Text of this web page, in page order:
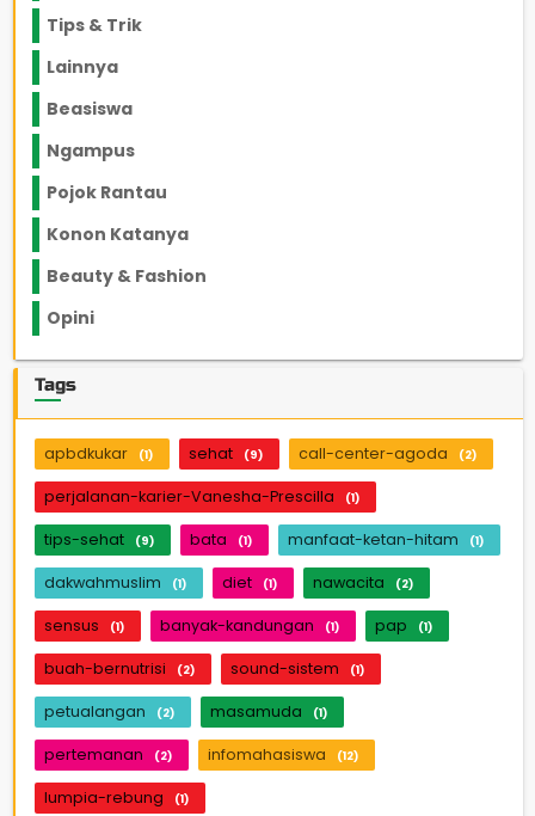
Tips & Trik
Lainnya
Beasiswa
Ngampus
Pojok Rantau
Konon Katanya
Beauty & Fashion
Opini
Tags
apbdkukar (1) sehat (9) call-center-agoda (2)
perjalanan-karier-Vanesha-Prescilla (1)
tips-sehat (9) bata (1) manfaat-ketan-hitam (1)
dakwahmuslim (1) diet (1) nawacita (2)
sensus (1) banyak-kandungan (1) pap (1)
buah-bernutrisi (2) sound-sistem (1)
petualangan (2) masamuda (1)
pertemanan (2) infomahasiswa (12)
lumpia-rebung (1)